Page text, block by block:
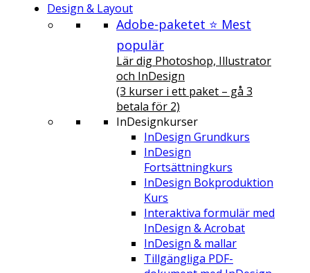
Design & Layout
Adobe-paketet ⭐ Mest
populär
Lär dig Photoshop, Illustrator
och InDesign
(3 kurser i ett paket – gå 3
betala för 2)
InDesignkurser
InDesign Grundkurs
InDesign
Fortsättningkurs
InDesign Bokproduktion
Kurs
Interaktiva formulär med
InDesign & Acrobat
InDesign & mallar
Tillgängliga PDF-